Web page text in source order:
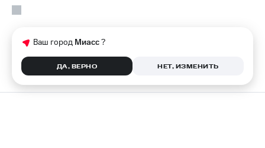
Ваш город Миасс?
ДА, ВЕРНО НЕТ, ИЗМЕНИТЬ